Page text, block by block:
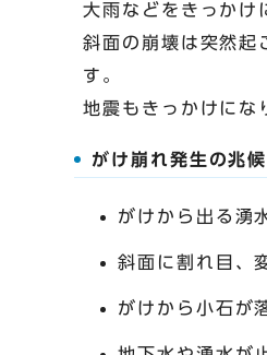
大雨などをきっかけ
斜面の崩壊は突然起
す。
地震もきっかけにな
がけ崩れ発生の兆候
がけから出る湧
斜面に割れ目、
がけから小石が